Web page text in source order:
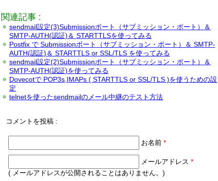
関連記事 :
sendmail設定(3)Submissionポート（サブミッション・ポート）＆
SMTP-AUTH(認証)＆ STARTTLSを使ってみる
Postfix で Submissionポート（サブミッション・ポート）＆ SMTP-
AUTH(認証)＆ STARTTLS or SSL/TLS を使ってみる
sendmail設定(2)Submissionポート（サブミッション・ポート）＆
SMTP-AUTH(認証)を使ってみる
Dovecotで POP3s,IMAPs ( STARTTLS or SSL/TLS )を使うための設
定
telnetを使ったsendmailのメール中継のテスト方法
コメントを投稿 :
お名前*
メールアドレス*
( メールアドレスが公開されることはありません。)